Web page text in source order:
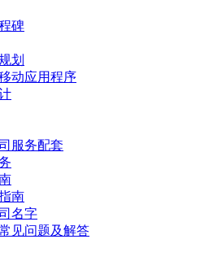
碑
划
动应用程序
服务配套
南
名字
见问题及解答